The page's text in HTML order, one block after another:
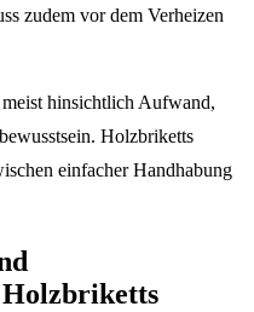
zudem vor dem Verheizen
hinsichtlich Aufwand,
Holzbriketts
einfacher Handhabung